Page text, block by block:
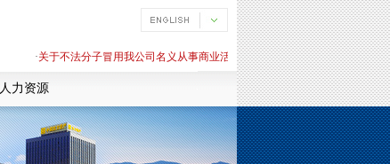
关于不法分子冒用我公司名义从事商业活动的严正声明·关于不法分子冒用
人力资源